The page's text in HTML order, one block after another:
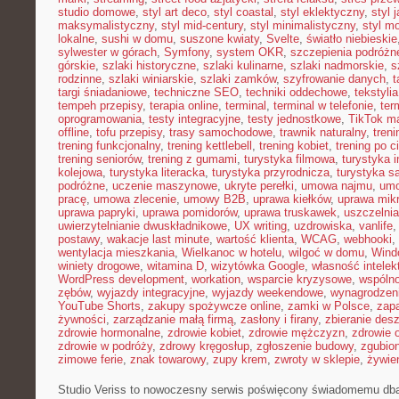
studio domowe, styl art deco, styl coastal , styl eklektyczny, styl
maksymalistyczny, styl mid-century, styl minimalistyczny, styl
lokalne, sushi w domu, suszone kwiaty, Svelte, światło niebieskie
sylwester w górach, Symfony, system OKR, szczepienia
górskie, szlaki historyczne, szlaki kulinarne, szlaki nadmorskie,
rodzinne, szlaki winiarskie, szlaki zamków, szyfrowanie danych,
targi śniadaniowe, techniczne SEO, techniki oddechowe,
tempeh przepisy, terapia online, terminal , terminal w telefonie,
oprogramowania, testy integracyjne, testy jednostkowe, TikTok
offline, tofu przepisy, trasy samochodowe, trawnik naturalny,
trening funkcjonalny, trening kettlebell , trening kobiet, trening po
trening seniorów, trening z gumami, turystyka filmowa, turystyka
kolejowa, turystyka literacka, turystyka przyrodnicza, turystyka
podróżne, uczenie maszynowe, ukryte perełki, umowa najmu,
pracę, umowa zlecenie, umowy B2B, uprawa kiełków, uprawa
uprawa papryki, uprawa pomidorów, uprawa truskawek,
uwierzytelnianie dwuskładnikowe, UX writing, uzdrowiska, vanlife,
postawy, wakacje last minute, wartość klienta, WCAG, webhooki,
wentylacja mieszkania, Wielkanoc w hotelu, wilgoć w domu,
winiety drogowe, witamina D, wizytówka Google, własność
WordPress development, workation, wsparcie kryzysowe,
zębów, wyjazdy integracyjne, wyjazdy weekendowe,
YouTube Shorts, zakupy spożywcze online, zamki w Polsce,
żywności, zarządzanie małą firmą, zasłony i firany, zbieranie
zdrowie hormonalne, zdrowie kobiet, zdrowie mężczyzn, zdrowie
zdrowie w podróży, zdrowy kręgosłup, zgłoszenie budowy,
zimowe ferie, znak towarowy, zupy krem, zwroty w sklepie,
Studio Veriss to nowoczesny serwis poświęcony świadomemu